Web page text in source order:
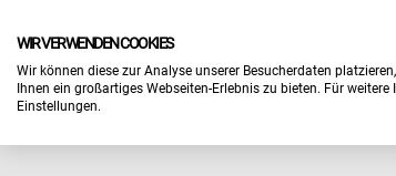
WIR VERWENDEN COOKIES
Wir können diese zur Analyse unserer Besucherdaten
Ihnen ein großartiges Webseiten-Erlebnis zu bieten. Für
Einstellungen.